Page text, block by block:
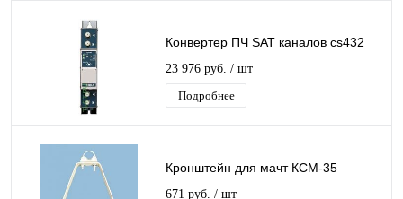
Конвертер ПЧ SAT каналов cs432
23 976 руб. / шт
Подробнее
Кронштейн для мачт КСМ-35
671 руб. / шт